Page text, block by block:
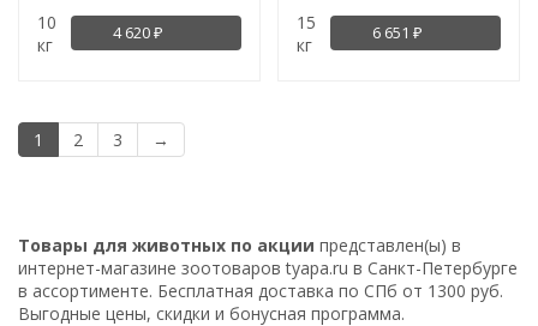
10
кг
4 620 ₽
15
кг
6 651 ₽
1 2 3 →
Товары для животных по акции представлен(ы) в
интернет-магазине зоотоваров tyapa.ru в Санкт-Петербурге
в ассортименте. Бесплатная доставка по СПб от 1300 руб.
Выгодные цены, скидки и бонусная программа.